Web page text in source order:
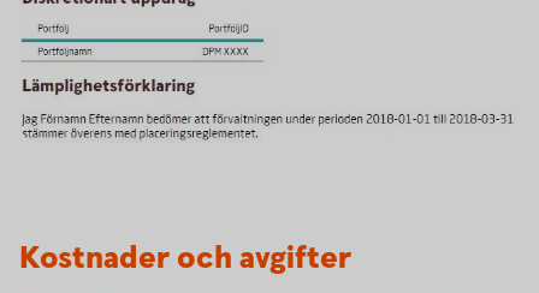
Kostnader och avgifter